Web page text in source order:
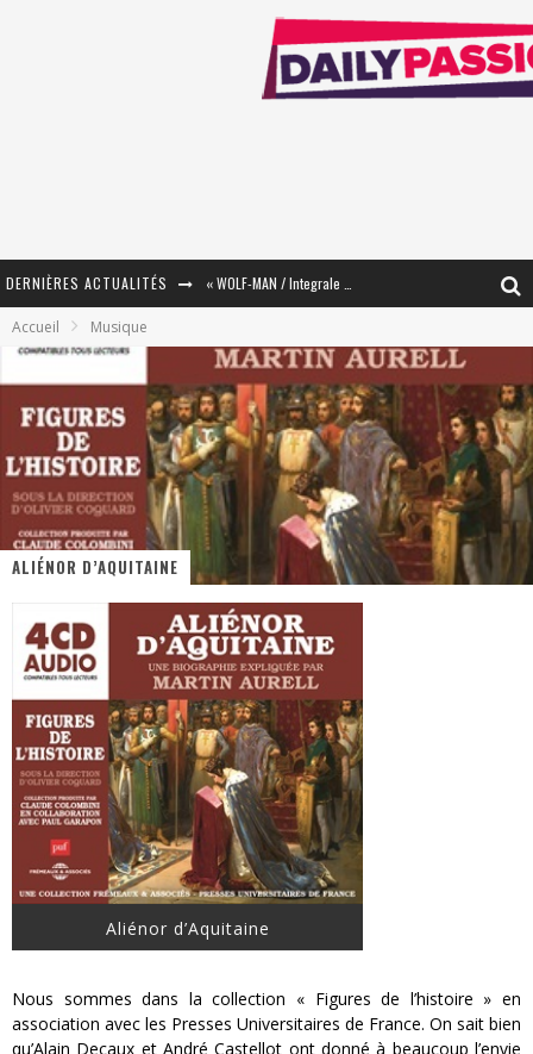
DERNIÈRES ACTUALITÉS
« Le Béton et le Bambou / Propositions pour Mayotte et le Monde. » - Améliorations !
Star Fox
PsyRiver 2026 : la magie revient sur les rives de l’Aar
« MOFUSAND / Parler Japonais » – Des Expressions Pratiques !
« Le Vent dand les Saules » - Une Belle Histoire !
« Damn Them All » - Un duo de Choc !
Accueil Musique
ALIÉNOR D’AQUITAINE
Aliénor d’Aquitaine
Nous sommes dans la collection « Figures de l’histoire » en
association avec les Presses Universitaires de France. On sait bien
qu’Alain Decaux et André Castellot ont donné à beaucoup l’envie